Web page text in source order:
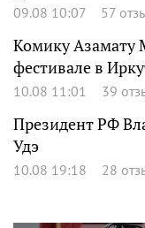
09.08 10:07 57
Комику Азамату
фестивале в
10.08 11:01 39
Президент РФ
Удэ
10.08 19:18 28